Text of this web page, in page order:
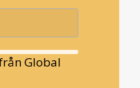
Global